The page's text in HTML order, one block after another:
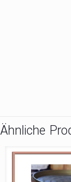
Ähnliche